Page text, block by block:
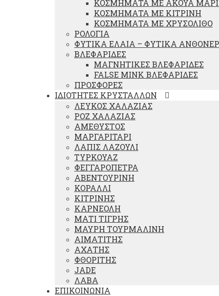
ΚΟΣΜΗΜΑΤΑ ΜΕ ΑΚΟΥΑ
ΚΟΣΜΗΜΑΤΑ ΜΕ ΚΙΤΡΙΝΗ
ΚΟΣΜΗΜΑΤΑ ΜΕ ΧΡΥΣΟΛΙΘΟ
ΡΟΛΟΓΙΑ
ΦΥΤΙΚΑ ΕΛΑΙΑ – ΦΥΤΙΚΑ
ΒΛΕΦΑΡΙΔΕΣ
ΜΑΓΝΗΤΙΚΕΣ ΒΛΕΦΑΡΙΔΕΣ
FALSE MINK ΒΛΕΦΑΡΙΔΕΣ
ΠΡΟΣΦΟΡΕΣ
ΙΔΙΟΤΗΤΕΣ ΚΡΥΣΤΑΛΛΩΝ
ΛΕΥΚΟΣ ΧΑΛΑΖΙΑΣ
ΡΟΖ ΧΑΛΑΖΙΑΣ
ΑΜΕΘΥΣΤΟΣ
ΜΑΡΓΑΡΙΤΑΡΙ
ΛΑΠΙΣ ΛΑΖΟΥΛΙ
ΤΥΡΚΟΥΑΖ
ΦΕΓΓΑΡΟΠΕΤΡΑ
ΑΒΕΝΤΟΥΡΙΝΗ
ΚΟΡΑΛΛΙ
ΚΙΤΡΙΝΗΣ
ΚΑΡΝΕΟΛΗ
ΜΑΤΙ ΤΙΓΡΗΣ
ΜΑΥΡΗ ΤΟΥΡΜΑΛΙΝΗ
ΑΙΜΑΤΙΤΗΣ
ΑΧΑΤΗΣ
ΦΘΟΡΙΤΗΣ
JADE
ΛΑΒΑ
ΕΠΙΚΟΙΝΩΝΙΑ